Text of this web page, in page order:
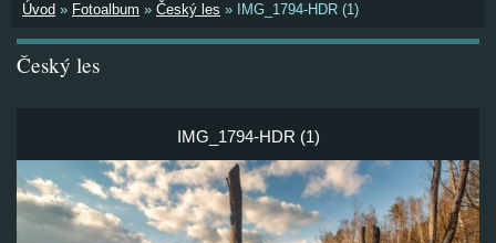
Úvod » Fotoalbum » Český les » IMG_1794-HDR (1)
Český les
IMG_1794-HDR (1)